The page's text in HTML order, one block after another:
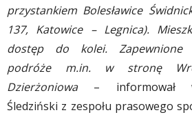
przystankiem Bolesławice
137, Katowice – Legnica).
dostęp do kolei. Zapewnione
podróże m.in. w stronę
Dzierżoniowa – informował
Śledziński z zespołu prasowego